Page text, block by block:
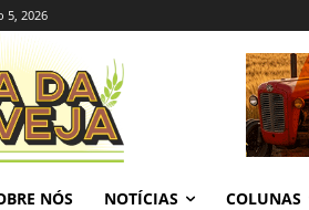
5, 2026
NÓS NOTÍCIAS COLUNAS